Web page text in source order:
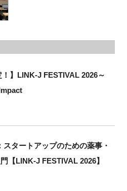
！】LINK-J FESTIVAL 2026～
タートアップのための薬事・
【LINK-J FESTIVAL 2026】